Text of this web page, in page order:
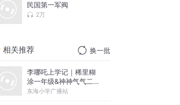
民国第一军阀
2万
相关推荐 换一批
李哪吒上学记｜稀里糊
涂一年级&神神气气二年
级
东海小学广播站